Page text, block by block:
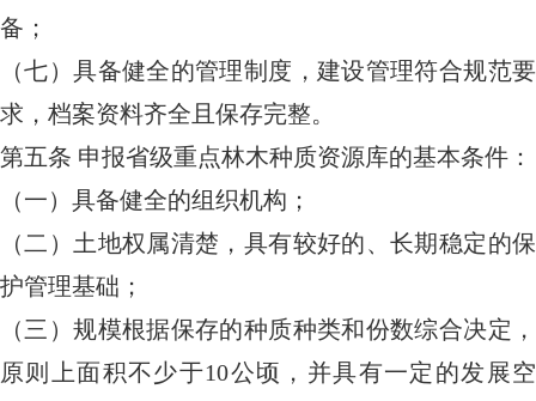
备；
（七）具备健全的管理制度，建设管理符合规范要
求，档案资料齐全且保存完整。
第五条 申报省级重点林木种质资源库的基本条件：
（一）具备健全的组织机构；
（二）土地权属清楚，具有较好的、长期稳定的保
护管理基础；
（三）规模根据保存的种质种类和份数综合决定，
原则上面积不少于10公顷，并具有一定的发展空